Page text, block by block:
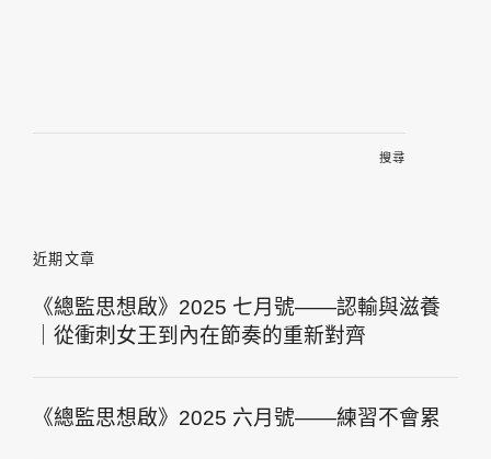
近期文章
《總監思想啟》2025 七月號——認輸與滋養
｜從衝刺女王到內在節奏的重新對齊
《總監思想啟》2025 六月號——練習不會累